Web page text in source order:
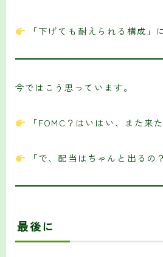
「下げても耐えられる構成」
今ではこう思っています。
「FOMC？はいはい、また来た
「で、配当はちゃんと出るの？
最後に